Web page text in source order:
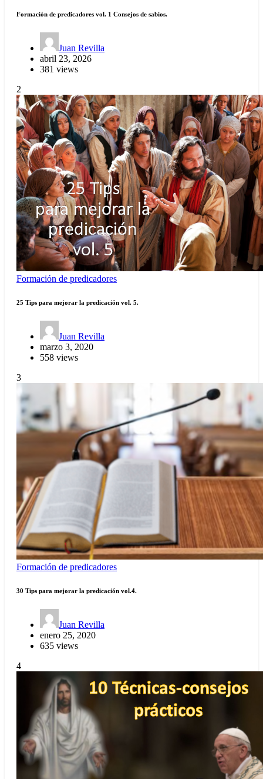
Formación de predicadores vol. 1 Consejos de sabios.
Juan Revilla
abril 23, 2026
381 views
2
Formación de predicadores
25 Tips para mejorar la predicación vol. 5.
Juan Revilla
marzo 3, 2020
558 views
3
Formación de predicadores
30 Tips para mejorar la predicación vol.4.
Juan Revilla
enero 25, 2020
635 views
4